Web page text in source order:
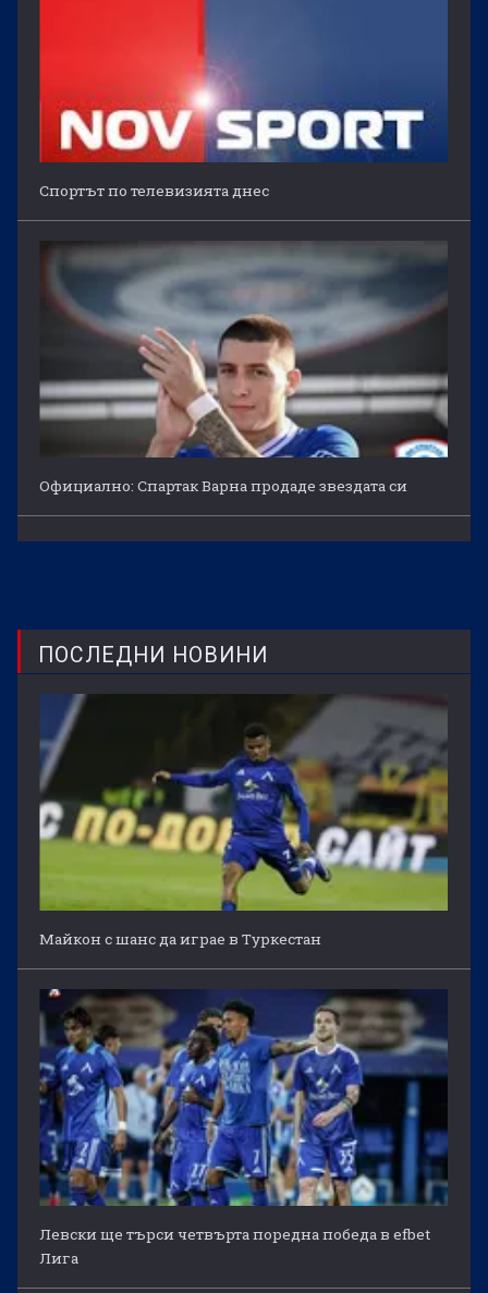
Спортът по телевизията днес
Официално: Спартак Варна продаде звездата си
ПОСЛЕДНИ НОВИНИ
Майкон с шанс да играе в Туркестан
Левски ще търси четвърта поредна победа в efbet
Лига